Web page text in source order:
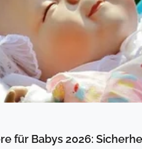
für Babys 2026: